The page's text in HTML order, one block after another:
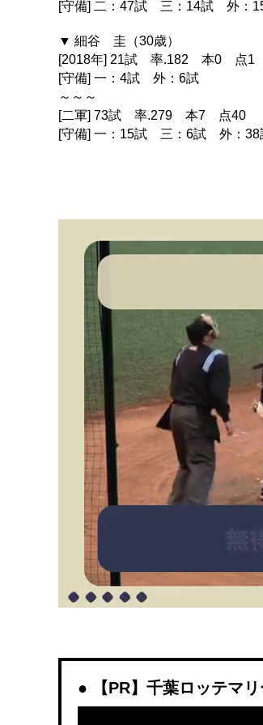
[守備] 二：47試 三：14試 外：
▼ 細谷 圭（30歳）
[2018年] 21試 率.182 本0 点1
[守備] 一：4試 外：6試
～～～
[二軍] 73試 率.279 本7 点40
[守備] 一：15試 三：6試 外：38
【PR】千葉ロッテマ